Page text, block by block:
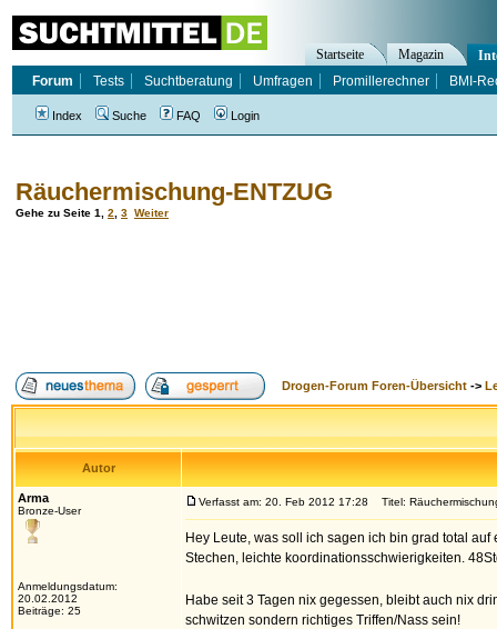
Räuchermischung-ENTZUG
Gehe zu Seite 1 2 3 Weiter
Drogen-Forum Foren-Übersicht ->
Autor
Arma
Bronze-User
Anmeldungsdatum:
20.02.2012
Beiträge: 25
Verfasst am: 20. Feb 2012 17:28 Titel:
Hey Leute, was soll ich sagen ich bin grad total
Stechen, leichte koordinationsschwierigkeiten.
Habe seit 3 Tagen nix gegessen, bleibt auch nix
schwitzen sondern richtiges Triffen/Nass sein!
Startseite Magazin
Forum
Tests Suchtberatung Umfragen Promillerechner BMI-
Index Suche FAQ Login